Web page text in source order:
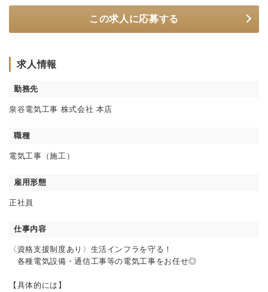
この求人に応募する
求人情報
勤務先
泉谷電気工事 株式会社 本店
職種
電気工事（施工）
雇用形態
正社員
仕事内容
〈資格支援制度あり〉生活インフラを守る！
各種電気設備・通信工事等の電気工事をお任せ◎
【具体的には】